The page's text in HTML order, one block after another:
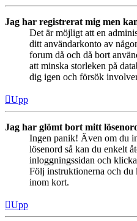
Jag har registrerat mig men
Det är möjligt att en
ditt användarkonto av
forum då och då bort
att minska storleken på
dig igen och försök
Upp
Jag har glömt bort mitt
Ingen panik! Även om du
lösenord så kan du enkelt
inloggningssidan och
Följ instruktionerna och du
inom kort.
Upp